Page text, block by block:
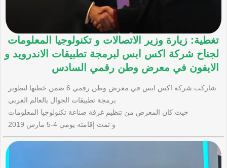
تغطية: زيارة وزير الاتصالات و تكنولوجيا المعلومات
لجناح شركة اكس ابس لبرمجة تطبيقات الاندرويد و
الايفون في معرض وطن رقمي السادس
شاركت شركة اكس ابس في معرض وطن رقمي 6 ضمن خطتها لتطوير
برمجة تطبيقات الجوال بالعالم العربي
حيث كان المعرض من تنظيم غرفة صناعة تكنولوجيا المعلومات
و تمت إقامته يومي 4-5 مارس 2019